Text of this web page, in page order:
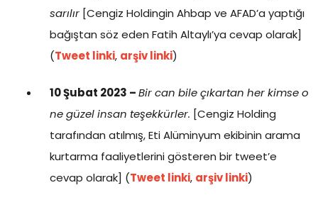
sarılır [Cengiz Holdingin Ahbap ve AFAD’a yaptığı
bağıştan söz eden Fatih Altaylı’ya cevap olarak]
(Tweet linki, arşiv linki)
10 Şubat 2023 –Bir can bile çıkartan her kimse o
ne güzel insan teşekkürler. [Cengiz Holding
tarafından atılmış, Eti Alüminyum ekibinin arama
kurtarma faaliyetlerini gösteren bir tweet’e
cevap olarak] (Tweet linki, arşiv linki)